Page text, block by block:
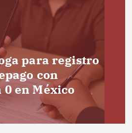
para registro
con
en México